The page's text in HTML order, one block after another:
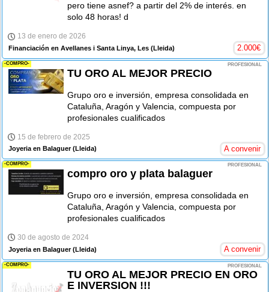
pero tiene asnef? a partir del 2% de interés. en
solo 48 horas! d
13 de enero de 2026
Financiación en Avellanes i Santa Linya, Les (Lleida) 2.000€
-COMPRO- PROFESIONAL
TU ORO AL MEJOR PRECIO
Grupo oro e inversión, empresa consolidada en
Cataluña, Aragón y Valencia, compuesta por
profesionales cualificados
15 de febrero de 2025
Joyeria en Balaguer(Lleida) A convenir
-COMPRO- PROFESIONAL
compro oro y plata balaguer
Grupo oro e inversión, empresa consolidada en
Cataluña, Aragón y Valencia, compuesta por
profesionales cualificados
30 de agosto de 2024
Joyeria en Balaguer(Lleida) A convenir
-COMPRO- PROFESIONAL
TU ORO AL MEJOR PRECIO EN ORO
E INVERSION !!!